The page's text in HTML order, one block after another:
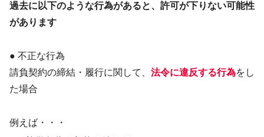
過去に以下のような行為があると、許可が下りない可能性
があります
● 不正な行為
請負契約の締結・履行に関して、 法令に違反する行為をし
た場合
例えば・・・